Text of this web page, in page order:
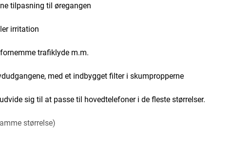
tilpasning til øregangen
irritation
trafiklyde m.m.
med et indbygget filter i skumpropperne
sig til at passe til hovedtelefoner i de fleste størrelser.
størrelse)